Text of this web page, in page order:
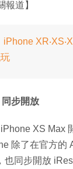
報道】
iPhone
步開放
XS Max
除了在官方的
也同步開放